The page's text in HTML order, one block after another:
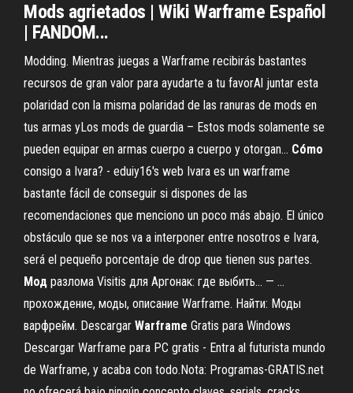
Mods agrietados | Wiki Warframe Español
| FANDOM...
Modding. Mientras juegas a Warframe recibirás bastantes
recursos de gran valor para ayudarte a tu favorAl juntar esta
polaridad con la misma polaridad de las ranuras de mods en
tus armas yLos mods de guardia – Estos mods solamente se
pueden equipar en armas cuerpo a cuerpo y otorgan... Cómo
consigo a Ivara? - eduiy16's web Ivara es un warframe
bastante fácil de conseguir si dispones de las
recomendaciones que menciono un poco más abajo. El único
obstáculo que se nos va a interponer entre nosotros e Ivara,
será el pequeño porcentaje de drop que tienen sus partes.
Мод разлома Visitis для Аргонак: где выбить... — …
прохождение, моды, описание Warframe. Найти: Моды
варфрейм. Descargar Warframe Gratis para Windows
Descargar Warframe para PC gratis - Entra al futurista mundo
de Warframe, y acaba con todo.Nota: Programas-GRATIS.net